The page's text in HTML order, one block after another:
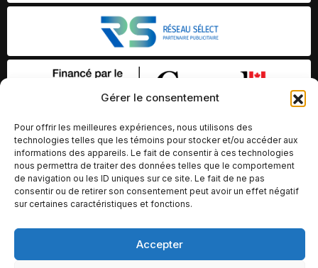
Gérer le consentement
Pour offrir les meilleures expériences, nous utilisons des
technologies telles que les témoins pour stocker et/ou accéder aux
informations des appareils. Le fait de consentir à ces technologies
nous permettra de traiter des données telles que le comportement
de navigation ou les ID uniques sur ce site. Le fait de ne pas
consentir ou de retirer son consentement peut avoir un effet négatif
sur certaines caractéristiques et fonctions.
Accepter
© Copyright 2026 – Altomédia Inc |
Ce site internet a été conçu et développé par Chameleon Ideas